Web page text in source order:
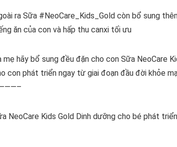
ra Sữa #NeoCare_Kids_Gold còn bổ sung
ăn của con và hấp thu canxi tối ưu
mẹ hãy bổ sung đều đặn cho con Sữa NeoCare
con phát triển ngay từ giai đoạn đầu đời khỏe
NeoCare Kids Gold Dinh dưỡng cho bé phát